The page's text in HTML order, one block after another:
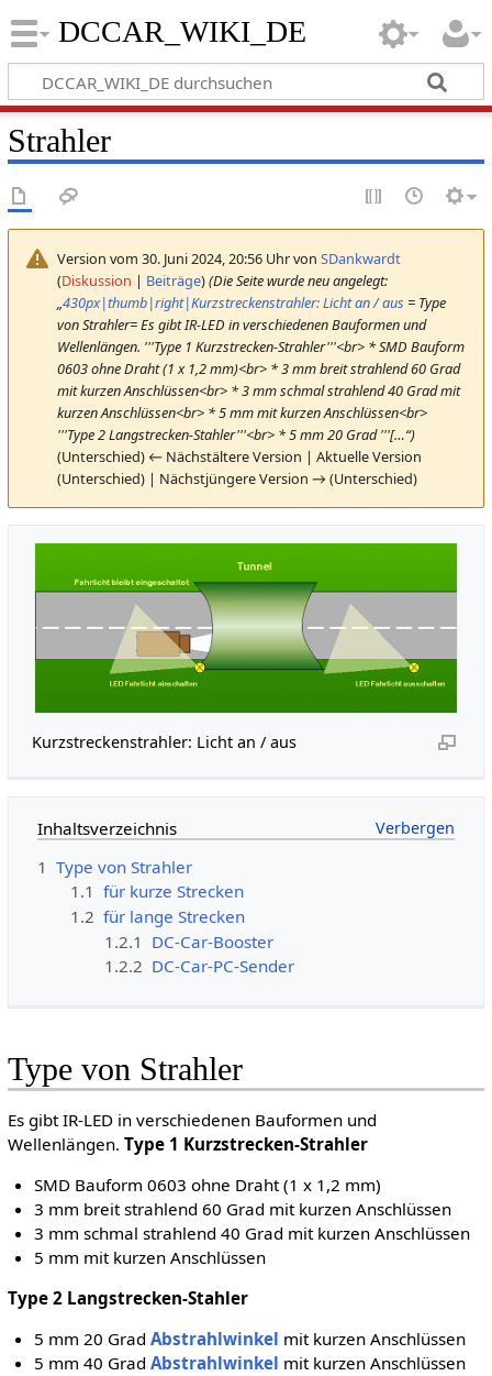
DCCAR_WIKI_DE
Strahler
Version vom 30. Juni 2024, 20:56 Uhr von SDankwardt
(Diskussion | Beiträge)(Die Seite wurde neu angelegt:
„430px|thumb|right|Kurzstreckenstrahler: Licht an / aus = Type
von Strahler= Es gibt IR-LED in verschiedenen Bauformen und
Wellenlängen. '''Type 1 Kurzstrecken-Strahler'''<br> * SMD Bauform
0603 ohne Draht (1 x 1,2 mm)<br> * 3 mm breit strahlend 60 Grad
mit kurzen Anschlüssen<br> * 3 mm schmal strahlend 40 Grad mit
kurzen Anschlüssen<br> * 5 mm mit kurzen Anschlüssen<br>
'''Type 2 Langstrecken-Stahler'''<br> * 5 mm 20 Grad '''[…“)
(Unterschied) ← Nächstältere Version | Aktuelle Version
(Unterschied) | Nächstjüngere Version → (Unterschied)
Kurzstreckenstrahler: Licht an / aus
Inhaltsverzeichnis
1 Type von Strahler
1.1 für kurze Strecken
1.2 für lange Strecken
1.2.1 DC-Car-Booster
1.2.2 DC-Car-PC-Sender
Type von Strahler
Es gibt IR-LED in verschiedenen Bauformen und
Wellenlängen. Type 1 Kurzstrecken-Strahler
SMD Bauform 0603 ohne Draht (1 x 1,2 mm)
3 mm breit strahlend 60 Grad mit kurzen Anschlüssen
3 mm schmal strahlend 40 Grad mit kurzen Anschlüssen
5 mm mit kurzen Anschlüssen
Type 2 Langstrecken-Stahler
5 mm 20 GradAbstrahlwinkel mit kurzen Anschlüssen
5 mm 40 GradAbstrahlwinkel mit kurzen Anschlüssen